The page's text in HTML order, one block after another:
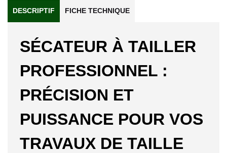
DESCRIPTIF FICHE TECHNIQUE
SÉCATEUR À TAILLER
PROFESSIONNEL :
PRÉCISION ET
PUISSANCE POUR VOS
TRAVAUX DE TAILLE